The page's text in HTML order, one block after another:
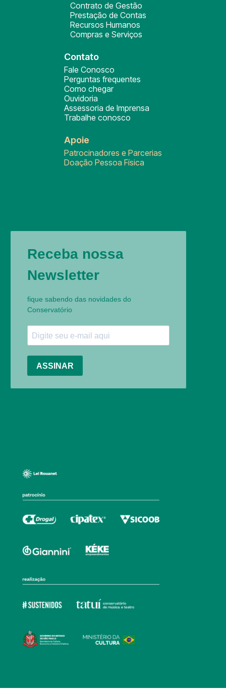
Contrato de Gestão
Prestação de Contas
Recursos Humanos
Compras e Serviços
Contato
Fale Conosco
Perguntas frequentes
Como chegar
Ouvidoria
Assessoria de Imprensa
Trabalhe conosco
Apoie
Patrocinadores e Parcerias
Doação Pessoa Física